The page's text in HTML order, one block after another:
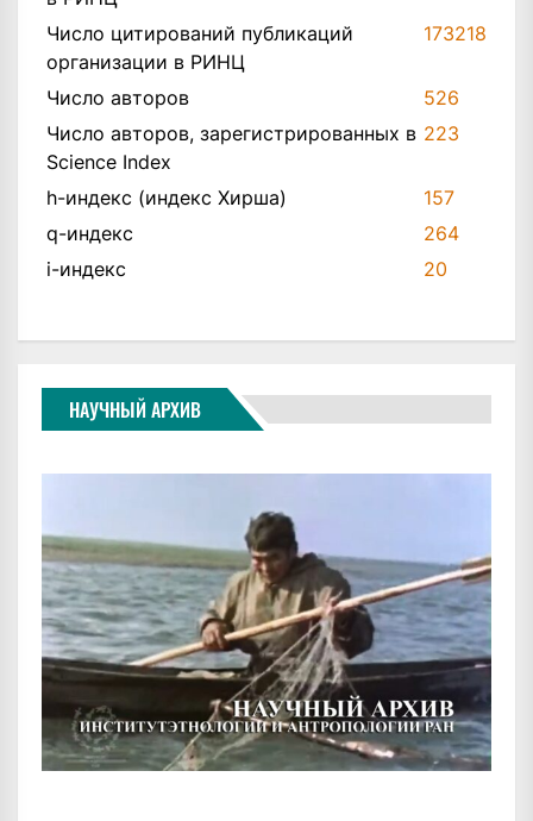
Число цитирований публикаций
организации в РИНЦ
173218
Число авторов
526
Число авторов, зарегистрированных в
Science Index
223
h-индекс (индекс Хирша)
157
q-индекс
264
i-индекс
20
НАУЧНЫЙ АРХИВ